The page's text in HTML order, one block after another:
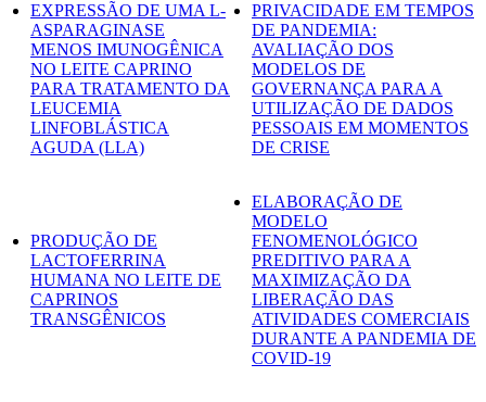
EXPRESSÃO DE UMA L-
ASPARAGINASE
MENOS IMUNOGÊNICA
NO LEITE CAPRINO
PARA TRATAMENTO DA
LEUCEMIA
LINFOBLÁSTICA
AGUDA (LLA)
PRIVACIDADE EM TEMPOS
DE PANDEMIA:
AVALIAÇÃO DOS
MODELOS DE
GOVERNANÇA PARA A
UTILIZAÇÃO DE DADOS
PESSOAIS EM MOMENTOS
DE CRISE
PRODUÇÃO DE
LACTOFERRINA
HUMANA NO LEITE DE
CAPRINOS
TRANSGÊNICOS
ELABORAÇÃO DE
MODELO
FENOMENOLÓGICO
PREDITIVO PARA A
MAXIMIZAÇÃO DA
LIBERAÇÃO DAS
ATIVIDADES COMERCIAIS
DURANTE A PANDEMIA DE
COVID-19